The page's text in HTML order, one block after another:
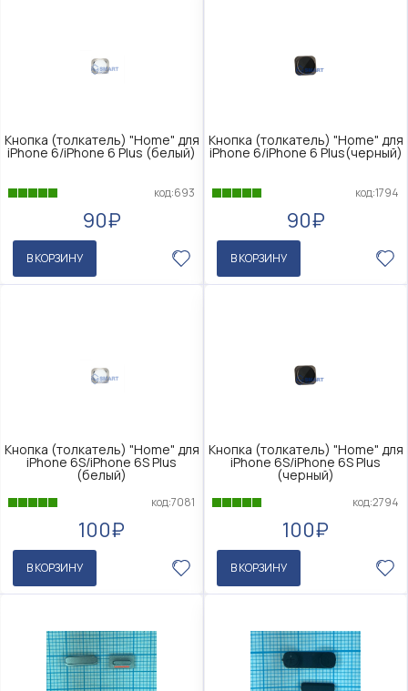
Кнопка (толкатель) "Home" для
iPhone 6/iPhone 6 Plus (белый)
код:693
90₽
В КОРЗИНУ
Кнопка (толкатель) "Home" для
iPhone 6/iPhone 6 Plus(черный)
код:1794
90₽
В КОРЗИНУ
Кнопка (толкатель) "Home" для
iPhone 6S/iPhone 6S Plus
(белый)
код:7081
100₽
В КОРЗИНУ
Кнопка (толкатель) "Home" для
iPhone 6S/iPhone 6S Plus
(черный)
код:2794
100₽
В КОРЗИНУ